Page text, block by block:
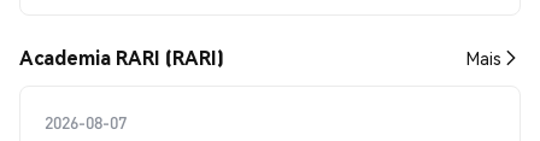
Academia RARI (RARI) Mais
2026-08-07